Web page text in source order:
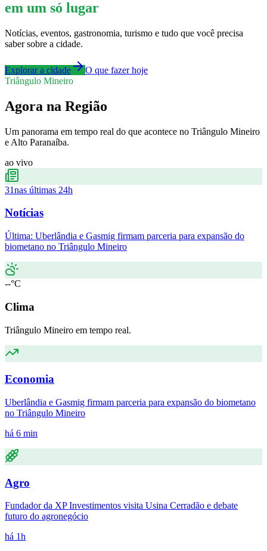
em um só lugar
Notícias, eventos, gastronomia, turismo e tudo que você precisa
saber sobre a cidade.
Explorar a cidade
O que fazer hoje
Triângulo Mineiro
Agora na Região
Um panorama em tempo real do que acontece no Triângulo Mineiro
e Alto Paranaíba.
ao vivo
31nas últimas 24h
Notícias
Última: Uberlândia e Gasmig firmam parceria para expansão do
biometano no Triângulo Mineiro
--°C
Clima
Triângulo Mineiro em tempo real.
Economia
Uberlândia e Gasmig firmam parceria para expansão do biometano
no Triângulo Mineiro
há 6 min
Agro
Fundador da XP Investimentos visita Usina Cerradão e debate
futuro do agronegócio
há 1h